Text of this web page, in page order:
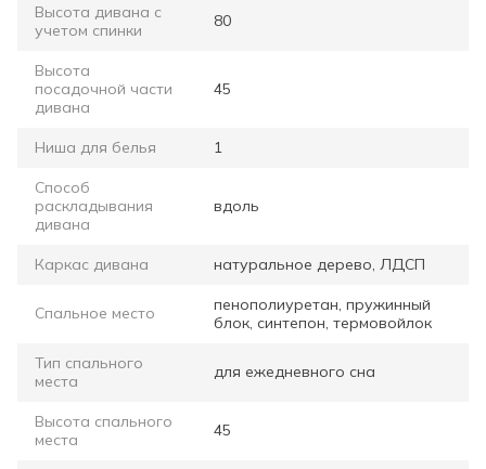
Высота дивана с
учетом спинки
80
Высота
посадочной части
дивана
45
Ниша для белья 1
Способ
раскладывания
дивана
вдоль
Каркас дивана натуральное дерево, ЛДСП
Спальное место
пенополиуретан, пружинный
блок, синтепон, термовойлок
Тип спального
места
для ежедневного сна
Высота спального
места
45